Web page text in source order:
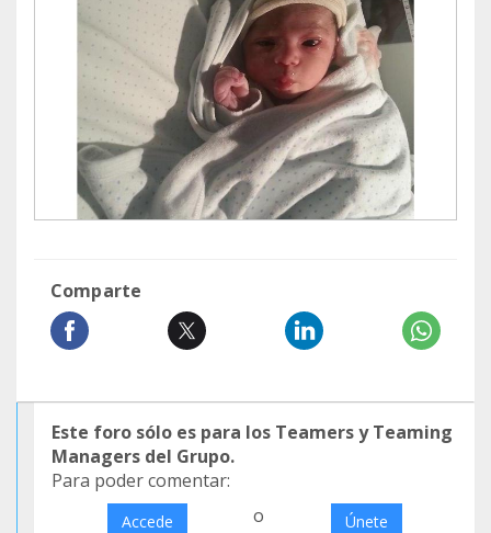
Comparte
Este foro sólo es para los Teamers y Teaming
Managers del Grupo.
Para poder comentar:
Accede o Únete